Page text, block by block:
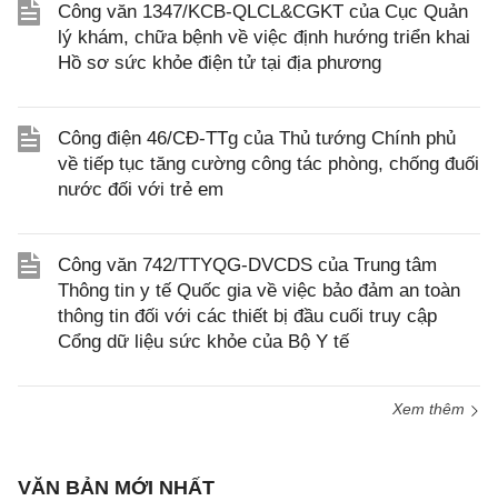
Công văn 1347/KCB-QLCL&CGKT của Cục Quản
lý khám, chữa bệnh về việc định hướng triển khai
Hồ sơ sức khỏe điện tử tại địa phương
Công điện 46/CĐ-TTg của Thủ tướng Chính phủ
về tiếp tục tăng cường công tác phòng, chống đuối
nước đối với trẻ em
Công văn 742/TTYQG-DVCDS của Trung tâm
Thông tin y tế Quốc gia về việc bảo đảm an toàn
thông tin đối với các thiết bị đầu cuối truy cập
Cổng dữ liệu sức khỏe của Bộ Y tế
Xem thêm
VĂN BẢN MỚI NHẤT